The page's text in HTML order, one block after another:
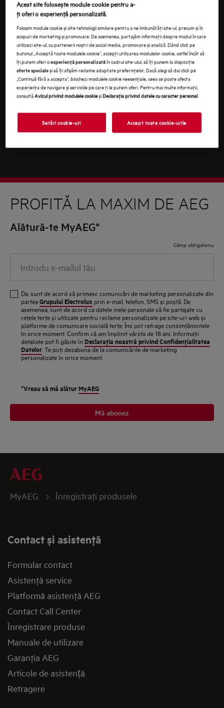
datele tale cu caracter personal, te rugăm să consulţi
declaraţia noastră privindprotecţia Datelor.
PROFITĂ LA MAXIM DE AEG
Alătură-te MyAEG*
Câmp obligatoriu
Da, sunt de acord să primesc comunicări de marketing personalizate din
parteaGrupului Electrolux prin e-mail, telefon, SMS și poștă. De
asemenea, sunt de acord ca datele mele personale să fie partajate cu
reţele terţe și utilizate pentru reclame personalizate pe site-uri web și
platforme de comunicare socială terţe. Îmi pot retrage consimţămintele
în orice moment. Confirm că am împlinit vârsta de 18 ani. Informaţii
detaliate pot fi găsite în Declaraţia noastră privind Confidenţialitatea
Datelor . Te poţi dezabona de la comunicările de marketing
personalizate în orice moment.
*Vreau să mă alătur MyAEG
Mă abonez
MyAEG Înregistraţi produsele
Contact și asistenţă
Formular contact
Asistenţă service
Platformă asistenţă AEG
Contact Call Center
Înregistrare produse
Manuale de utilizare
Garanţia AEG
Articole de asistență
Retragere
Acest site folosește module cookie pentru a-
ţi oferi o experienţă personalizată.
Folosim module cookie și alte tehnologii similare pentru a ne îmbunătăţi site-ul, precum și în
scopuri de marketing și promovare. De asemenea, partajăm informaţii despre modul în care
utilizezi site-ul, cu partenerii noștri de social media, promovare și analiză. Dând click pe
butonul „Acceptă toate modulele cookie”, accepţi utilizarea modulelor cookie, astfel încât să
îţi putem oferi oexperienţă personalizatăîn cadrul site-ului, să îţi punem la dispoziţie
oferte specialeși să îţi afișăm reclame adaptate preferinţelor. Dacă alegi să dai click pe
„Continuă fără a accepta”, blochezi modulele cookie neesenţiale, ceea ce poate afecta
experienţa de navigare și serviciile pe care ţi le putem oferi. Pentru mai multe informaţii,
consultăAvizul privind modulele cookieșiDeclaraţia privind datele cu caracter personal
Setări cookie-uri Accept toate cookie-urile